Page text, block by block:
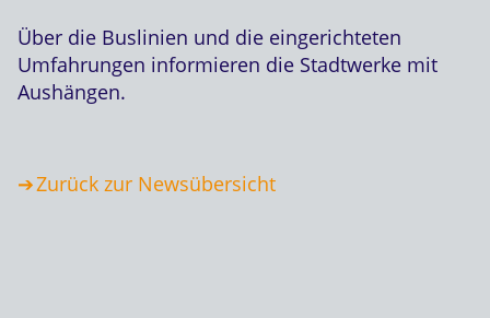
Über die Buslinien und die eingerichteten
Umfahrungen informieren die Stadtwerke mit
Aushängen.
Zurück zur Newsübersicht